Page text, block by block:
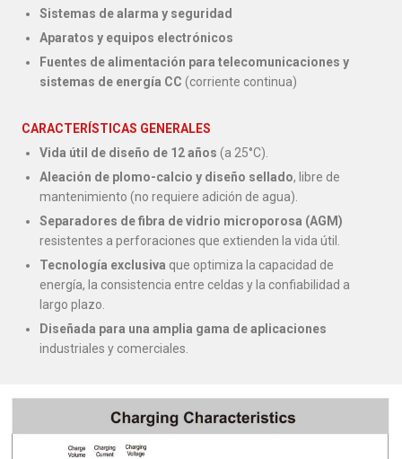
Sistemas de alarma y seguridad
Aparatos y equipos electrónicos
Fuentes de alimentación para telecomunicaciones y
sistemas de energía CC (corriente continua)
CARACTERÍSTICAS GENERALES
Vida útil de diseño de 12 años (a 25°C).
Aleación de plomo-calcio y diseño sellado, libre de
mantenimiento (no requiere adición de agua).
Separadores de fibra de vidrio microporosa (AGM)
resistentes a perforaciones que extienden la vida útil.
Tecnología exclusiva que optimiza la capacidad de
energía, la consistencia entre celdas y la confiabilidad a
largo plazo.
Diseñada para una amplia gama de aplicaciones
industriales y comerciales.